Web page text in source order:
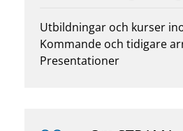
Utbildningar och kurser
Kommande och tidigare
Presentationer